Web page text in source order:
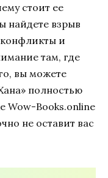
стоит ее
найдете взрыв
и
там, где
вы можете
полностью
Wow-Books.online
не оставит вас